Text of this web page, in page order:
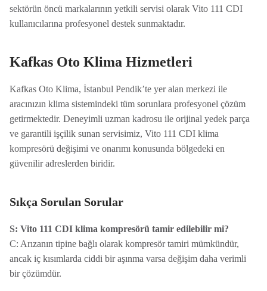
sektörün öncü markalarının yetkili servisi olarak Vito 111 CDI
kullanıcılarına profesyonel destek sunmaktadır.
Kafkas Oto Klima Hizmetleri
Kafkas Oto Klima, İstanbul Pendik’te yer alan merkezi ile
aracınızın klima sistemindeki tüm sorunlara profesyonel çözüm
getirmektedir. Deneyimli uzman kadrosu ile orijinal yedek parça
ve garantili işçilik sunan servisimiz, Vito 111 CDI klima
kompresörü değişimi ve onarımı konusunda bölgedeki en
güvenilir adreslerden biridir.
Sıkça Sorulan Sorular
S: Vito 111 CDI klima kompresörü tamir edilebilir mi?
C: Arızanın tipine bağlı olarak kompresör tamiri mümkündür,
ancak iç kısımlarda ciddi bir aşınma varsa değişim daha verimli
bir çözümdür.